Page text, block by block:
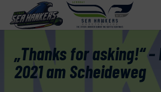
„Thanks for asking!“ –
2021 am Scheideweg